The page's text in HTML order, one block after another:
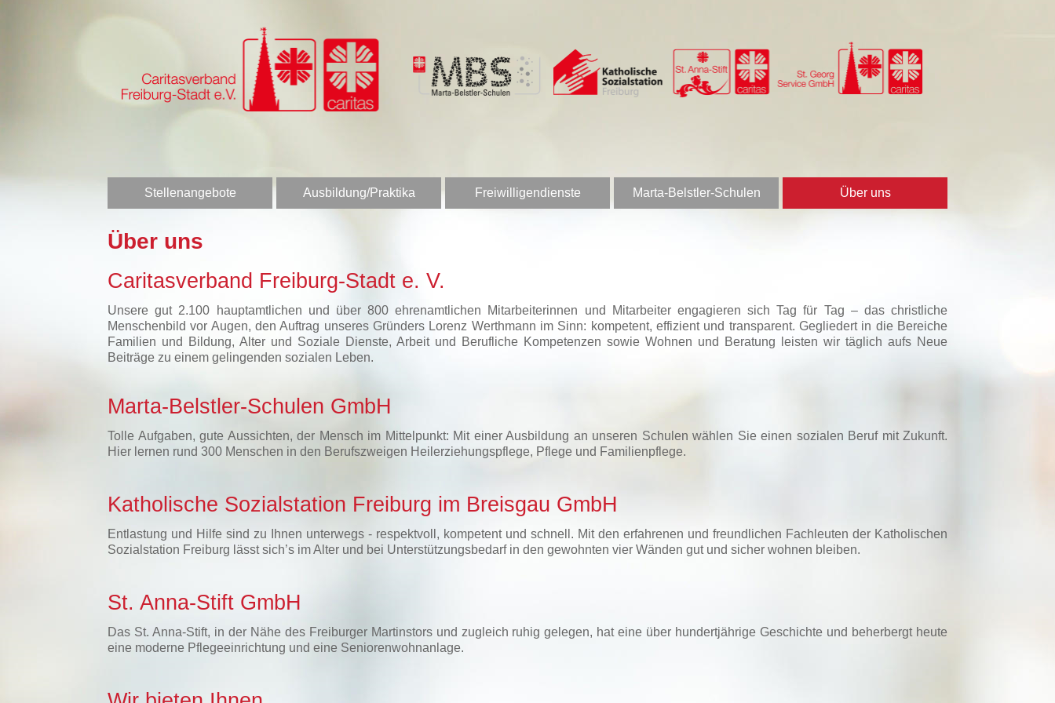
Stellenangebote Ausbildung/Praktika Freiwilligendienste Marta-Belstler-Schulen Über uns
Über uns
Caritasverband Freiburg-Stadt e. V.
Unsere gut 2.100 hauptamtlichen und über 800 ehrenamtlichen Mitarbeiterinnen und Mitarbeiter engagieren sich Tag für Tag – das christliche
Menschenbild vor Augen, den Auftrag unseres Gründers Lorenz Werthmann im Sinn: kompetent, effizient und transparent. Gegliedert in die Bereiche
Familien und Bildung, Alter und Soziale Dienste, Arbeit und Berufliche Kompetenzen sowie Wohnen und Beratung leisten wir täglich aufs Neue
Beiträge zu einem gelingenden sozialen Leben.
Marta-Belstler-Schulen GmbH
Tolle Aufgaben, gute Aussichten, der Mensch im Mittelpunkt: Mit einer Ausbildung an unseren Schulen wählen Sie einen sozialen Beruf mit Zukunft.
Hier lernen rund 300 Menschen in den Berufszweigen Heilerziehungspflege, Pflege und Familienpflege.
Katholische Sozialstation Freiburg im Breisgau GmbH
Entlastung und Hilfe sind zu Ihnen unterwegs - respektvoll, kompetent und schnell. Mit den erfahrenen und freundlichen Fachleuten der Katholischen
Sozialstation Freiburg lässt sich’s im Alter und bei Unterstützungsbedarf in den gewohnten vier Wänden gut und sicher wohnen bleiben.
St. Anna-Stift GmbH
Das St. Anna-Stift, in der Nähe des Freiburger Martinstors und zugleich ruhig gelegen, hat eine über hundertjährige Geschichte und beherbergt heute
eine moderne Pflegeeinrichtung und eine Seniorenwohnanlage.